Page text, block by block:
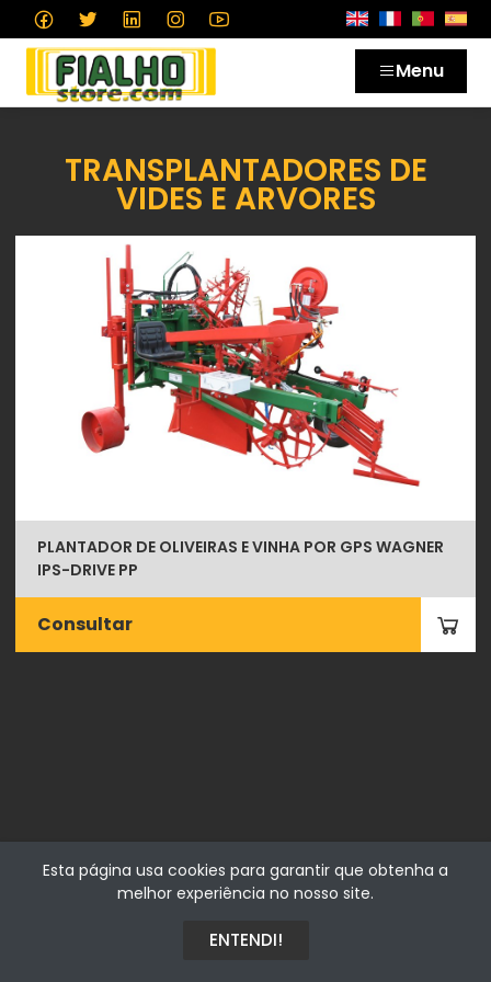
Menu
TRANSPLANTADORES DE
VIDES E ARVORES
PLANTADOR DE OLIVEIRAS E VINHA POR GPS WAGNER
IPS-DRIVE PP
Consultar
Fialhostore
Fialho & Irmão,Lda. | Horta de Barreiros 7005-208 Évora -
Esta página usa cookies para garantir que obtenha a
melhor experiência no nosso site.
ENTENDI!